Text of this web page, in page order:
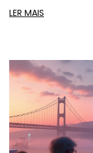
modelos como
LER MAIS